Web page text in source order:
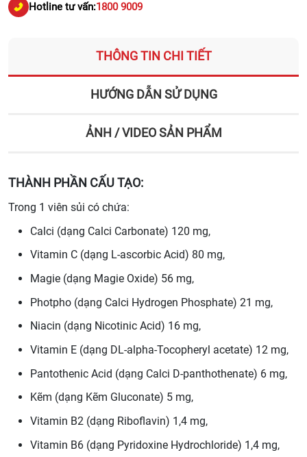
Hotline tư vấn:1800 9009
THÔNG TIN CHI TIẾT
HƯỚNG DẪN SỬ DỤNG
ẢNH / VIDEO SẢN PHẨM
THÀNH PHẦN CẤU TẠO:
Trong 1 viên sủi có chứa:
Calci (dạng Calci Carbonate) 120 mg,
Vitamin C (dạng L-ascorbic Acid) 80 mg,
Magie (dạng Magie Oxide) 56 mg,
Photpho (dạng Calci Hydrogen Phosphate) 21 mg,
Niacin (dạng Nicotinic Acid) 16 mg,
Vitamin E (dạng DL-alpha-Tocopheryl acetate) 12 mg,
Pantothenic Acid (dạng Calci D-panthothenate) 6 mg,
Kẽm (dạng Kẽm Gluconate) 5 mg,
Vitamin B2 (dạng Riboflavin) 1,4 mg,
Vitamin B6 (dạng Pyridoxine Hydrochloride) 1,4 mg,